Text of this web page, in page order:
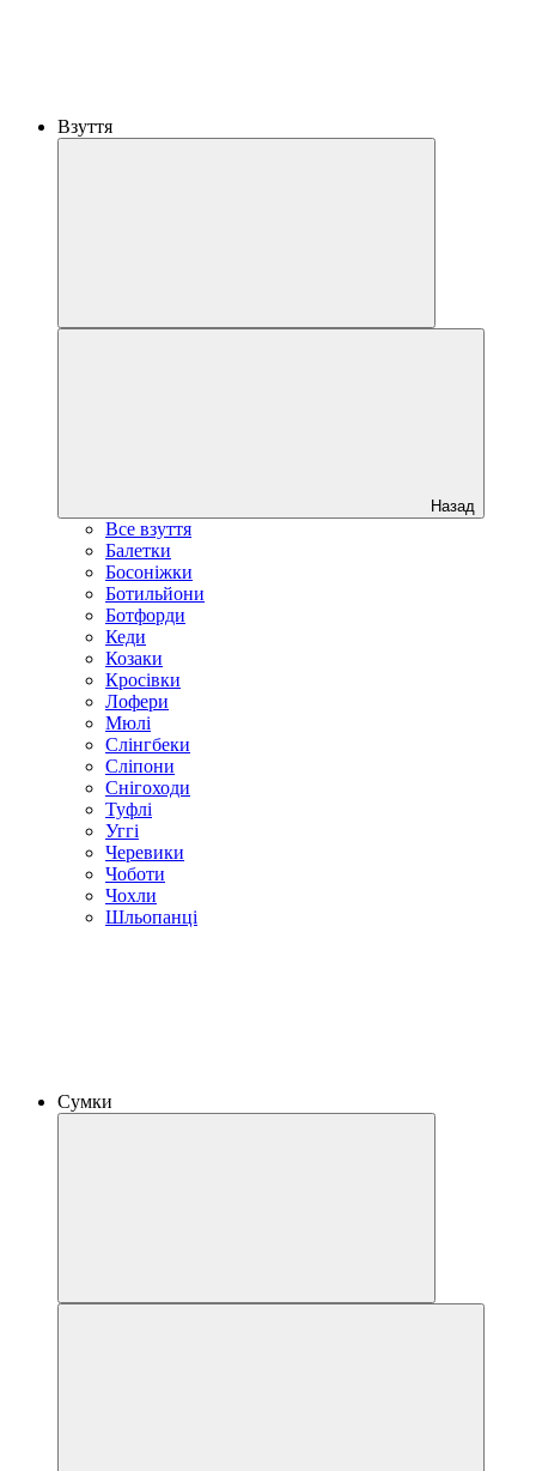
Взуття
Назад
Все взуття
Балетки
Босоніжки
Ботильйони
Ботфорди
Кеди
Козаки
Кросівки
Лофери
Мюлі
Слінгбеки
Сліпони
Снігоходи
Туфлі
Уггі
Черевики
Чоботи
Чохли
Шльопанці
Сумки